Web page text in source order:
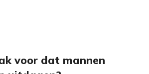
voor dat mannen